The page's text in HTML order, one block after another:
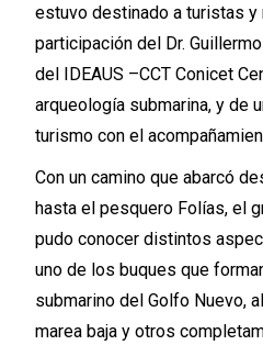
estuvo destinado a turistas
participación del Dr.
del IDEAUS –CCT Conicet
arqueología submarina, y de
turismo con el
Con un camino que abarcó
hasta el pesquero Folías, el
pudo conocer distintos
uno de los buques que
submarino del Golfo Nuevo,
marea baja y otros